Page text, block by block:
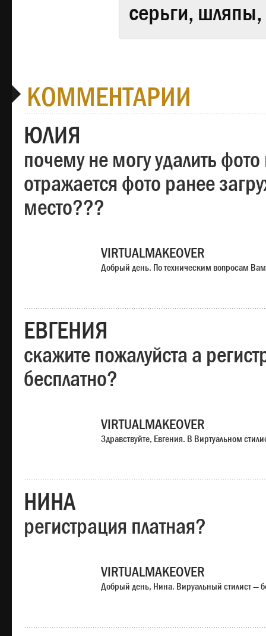
серьги,
КОММЕНТАРИИ
ЮЛИЯ
почему не могу удалить
отражается фото ранее
место???
VIRTUALMAKEOVER
Добрый день. По техническим вопросам
ЕВГЕНИЯ
скажите пожалуйста а
бесплатно?
VIRTUALMAKEOVER
Здравствуйте, Евгения. В Виртуальном
НИНА
регистрация платная?
VIRTUALMAKEOVER
Добрый день, Нина. Вируальный стилист —